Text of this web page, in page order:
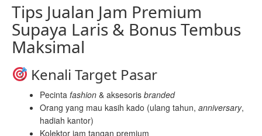
Tips Jualan Jam Premium
Supaya Laris & Bonus Tembus
Maksimal
Kenali Target Pasar
Pecinta fashion & aksesoris branded
Orang yang mau kasih kado (ulang tahun, anniversary,
hadiah kantor)
Kolektor jam tangan premium